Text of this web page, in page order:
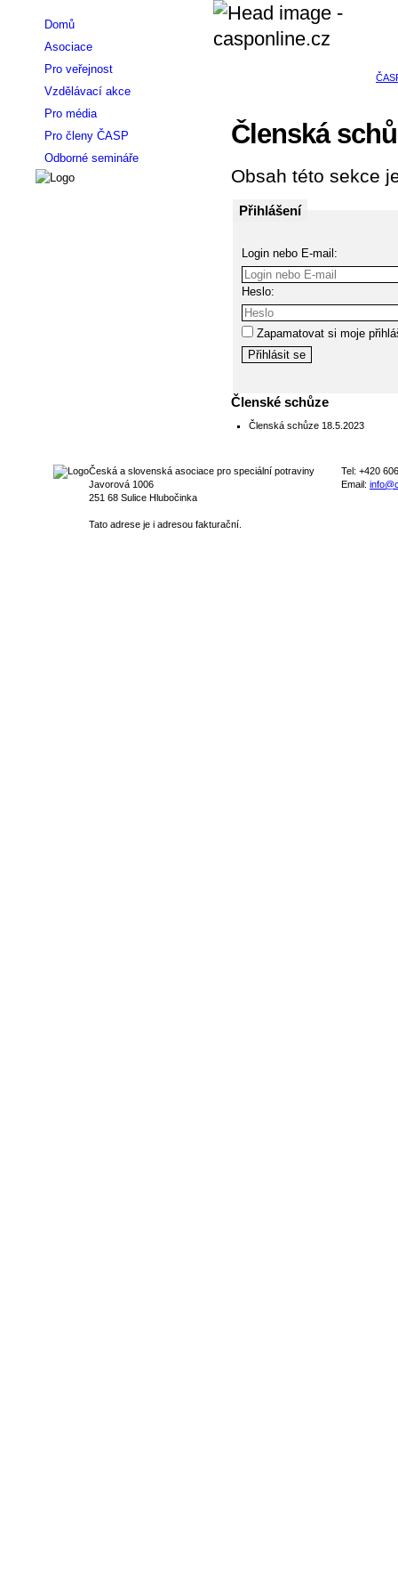
Členská
Obsah této sekce
Přihlášení
Login nebo E-mail:
Heslo:
Zapamatovat si moje
Členské schůze
Členská schůze 18.5.2023
Domů
Asociace
Pro veřejnost
Vzdělávací akce
Pro média
Pro členy ČASP
Odborné semináře
Česká a slovenská asociace pro speciální potraviny
Javorová 1006
251 68 Sulice Hlubočinka
Tato adrese je i adresou fakturační.
Tel: +420
Email: